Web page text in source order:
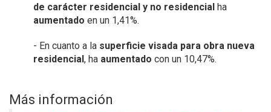
de carácter residencial y no residencial ha
aumentado en un 1,41%.
- En cuanto a la superficie visada para obra nueva
residencial, ha aumentado con un 10,47%.
Más información